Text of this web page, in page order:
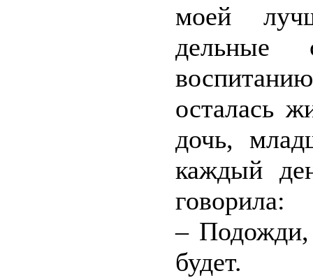
моей
дельные
осталась
дочь,
каждый
говорила:
– Подожди,
будет.